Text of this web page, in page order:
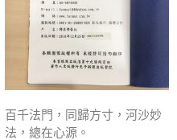
百千法門，同歸方寸，河沙妙
法，總在心源。